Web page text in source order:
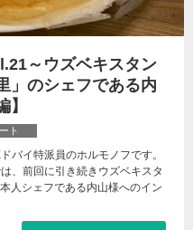
～ウズベキスタン
」のシェフである内
ト
バイ特派員のホルモノフです。
、前回に引き続きウズベキスタ
人シェフである内山様へのイン